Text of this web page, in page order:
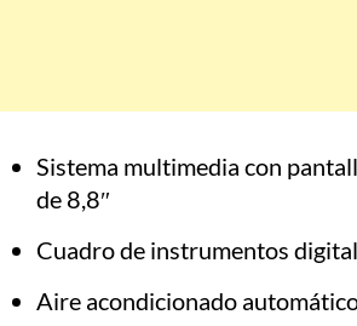
Sistema multimedia con
de 8,8″
Cuadro de instrumentos
Aire acondicionado